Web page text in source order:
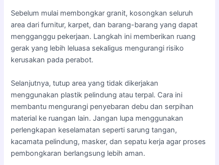
Sebelum mulai membongkar granit, kosongkan seluruh
area dari furnitur, karpet, dan barang-barang yang dapat
mengganggu pekerjaan. Langkah ini memberikan ruang
gerak yang lebih leluasa sekaligus mengurangi risiko
kerusakan pada perabot.
Selanjutnya, tutup area yang tidak dikerjakan
menggunakan plastik pelindung atau terpal. Cara ini
membantu mengurangi penyebaran debu dan serpihan
material ke ruangan lain. Jangan lupa menggunakan
perlengkapan keselamatan seperti sarung tangan,
kacamata pelindung, masker, dan sepatu kerja agar proses
pembongkaran berlangsung lebih aman.